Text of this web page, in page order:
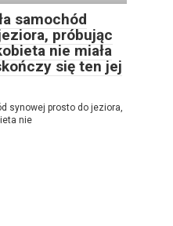
samochód
próbując
nie miała
się ten jej
synowej prosto do jeziora,
nie